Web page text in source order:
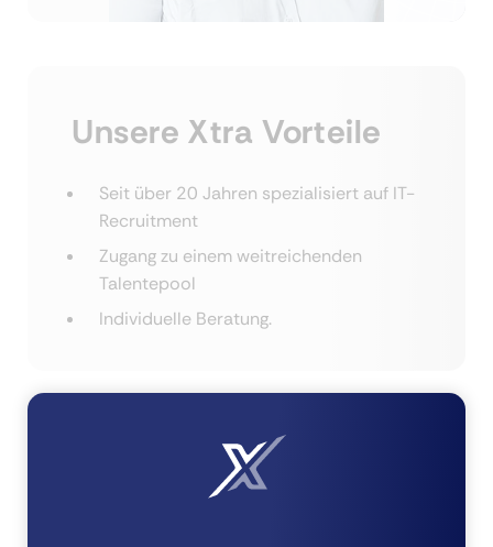
Unsere Xtra Vorteile
Seit über 20 Jahren spezialisiert auf IT-
Recruitment
Zugang zu einem weitreichenden
Talentepool
Individuelle Beratung.